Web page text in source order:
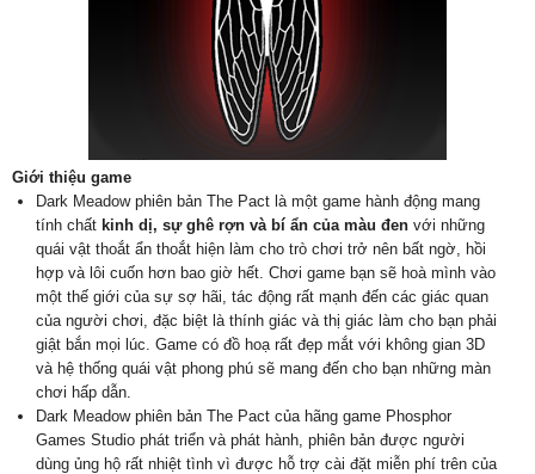
Giới thiệu game
Dark Meadow phiên bản The Pact là một game hành động mang
tính chất kinh dị, sự ghê rợn và bí ẩn của màu đen với những
quái vật thoắt ẩn thoắt hiện làm cho trò chơi trở nên bất ngờ, hồi
hợp và lôi cuốn hơn bao giờ hết. Chơi game bạn sẽ hoà mình vào
một thế giới của sự sợ hãi, tác động rất mạnh đến các giác quan
của người chơi, đặc biệt là thính giác và thị giác làm cho bạn phải
giật bắn mọi lúc. Game có đồ hoạ rất đẹp mắt với không gian 3D
và hệ thống quái vật phong phú sẽ mang đến cho bạn những màn
chơi hấp dẫn.
Dark Meadow phiên bản The Pact của hãng game Phosphor
Games Studio phát triển và phát hành, phiên bản được người
dùng ủng hộ rất nhiệt tình vì được hỗ trợ cài đặt miễn phí trên của